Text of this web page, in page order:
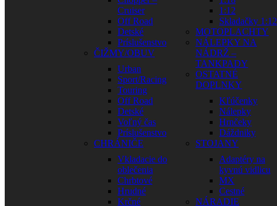
Cruiser
Off Road
Detské
Príslušenstvo
ČIŽMY/OBUV
Urban
Sport/Racing
Touring
Off Road
Detské
Voľný čas
Príslušenstvo
CHRÁNIČE
Vkladacie do
oblečenia
Chrbtové
Hrudné
Krčné
1:12
Skladačky 1:12
MOTOPLACHTY
NÁLEPKY NA
NÁDRŽ –
TANKPADY
OSTATNÉ
DOPLNKY
Kľúčenky
Nálepky
Hrnčeky
Dáždniky
STOJANY
Adaptéry na
kyvnú vidlicu
MX
Cestné
NÁRADIE